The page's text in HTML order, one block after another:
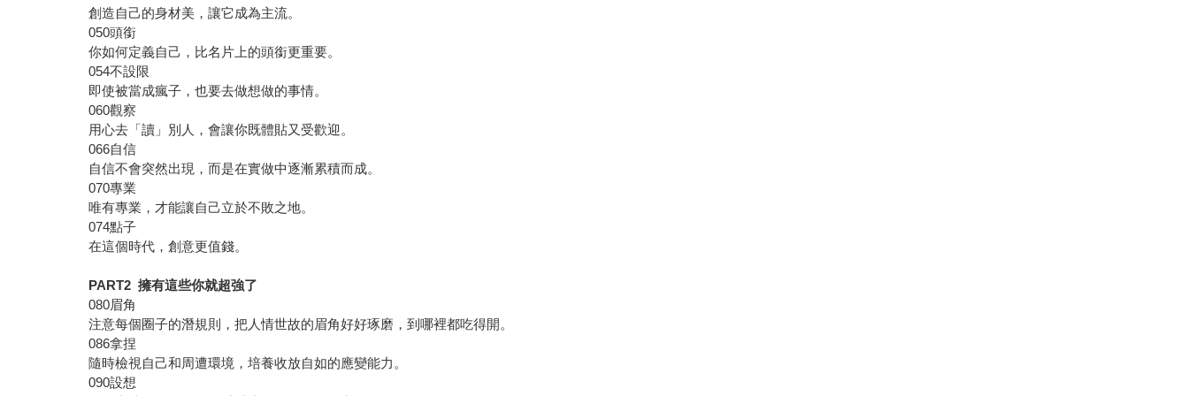
創造自己的身材美，讓它成為主流。
050頭銜
你如何定義自己，比名片上的頭銜更重要。
054不設限
即使被當成瘋子，也要去做想做的事情。
060觀察
用心去「讀」別人，會讓你既體貼又受歡迎。
066自信
自信不會突然出現，而是在實做中逐漸累積而成。
070專業
唯有專業，才能讓自己立於不敗之地。
074點子
在這個時代，創意更值錢。
PART2 擁有這些你就超強了
080眉角
注意每個圈子的潛規則，把人情世故的眉角好好琢磨，到哪裡都吃得開。
086拿捏
隨時檢視自己和周遭環境，培養收放自如的應變能力。
090設想